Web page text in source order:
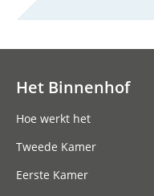
Het Binnenhof
Hoe werkt het
Tweede Kamer
Eerste Kamer